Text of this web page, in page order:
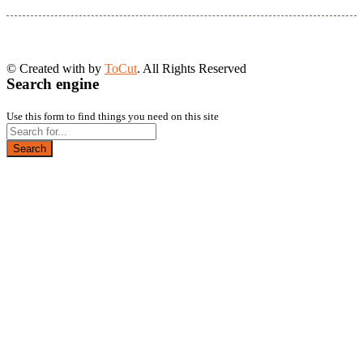
© Created with by ToCut. All Rights Reserved
Search engine
Use this form to find things you need on this site
Search